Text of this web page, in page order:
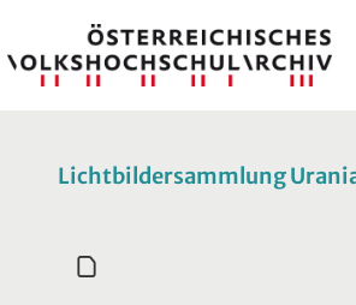
Lichtbildersammlung